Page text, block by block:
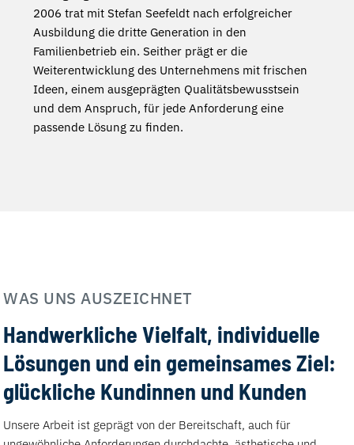
2006 trat mit Stefan Seefeldt nach erfolgreicher
Ausbildung die dritte Generation in den
Familienbetrieb ein. Seither prägt er die
Weiterentwicklung des Unternehmens mit frischen
Ideen, einem ausgeprägten Qualitätsbewusstsein
und dem Anspruch, für jede Anforderung eine
passende Lösung zu finden.
WAS UNS AUSZEICHNET
Handwerkliche Vielfalt, individuelle
Lösungen und ein gemeinsames Ziel:
glückliche Kundinnen und Kunden
Unsere Arbeit ist geprägt von der Bereitschaft, auch für